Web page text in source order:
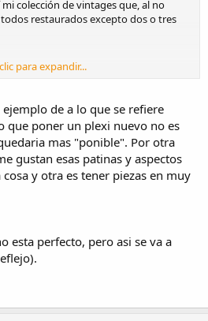
por mirar.:yes:​
colección de vintages que, al no
restaurados excepto dos o tres
para expandir...
de a lo que se refiere
que poner un plexi nuevo no es
mas "ponible". Por otra
gustan esas patinas y aspectos
y otra es tener piezas en muy
esta perfecto, pero asi se va a